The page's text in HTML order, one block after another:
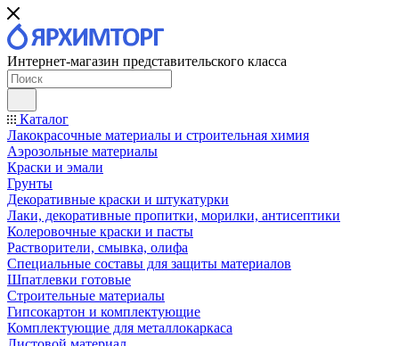
Интернет-магазин представительского класса
Каталог
Лакокрасочные материалы и строительная химия
Аэрозольные материалы
Краски и эмали
Грунты
Декоративные краски и штукатурки
Лаки, декоративные пропитки, морилки, антисептики
Колеровочные краски и пасты
Растворители, смывка, олифа
Специальные составы для защиты материалов
Шпатлевки готовые
Строительные материалы
Гипсокартон и комплектующие
Комплектующие для металлокаркаса